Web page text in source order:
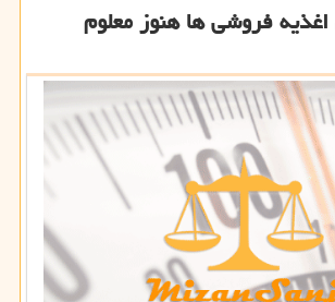
اغذیه فروشی ها هنوز معلوم